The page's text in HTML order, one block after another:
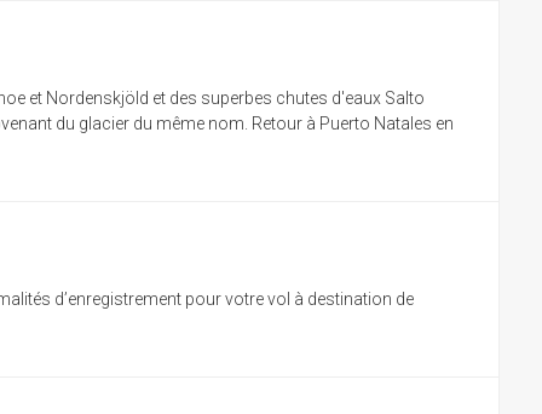
et Nordenskjöld et des superbes chutes d'eaux Salto
du glacier du même nom. Retour à Puerto Natales en
d’enregistrement pour votre vol à destination de